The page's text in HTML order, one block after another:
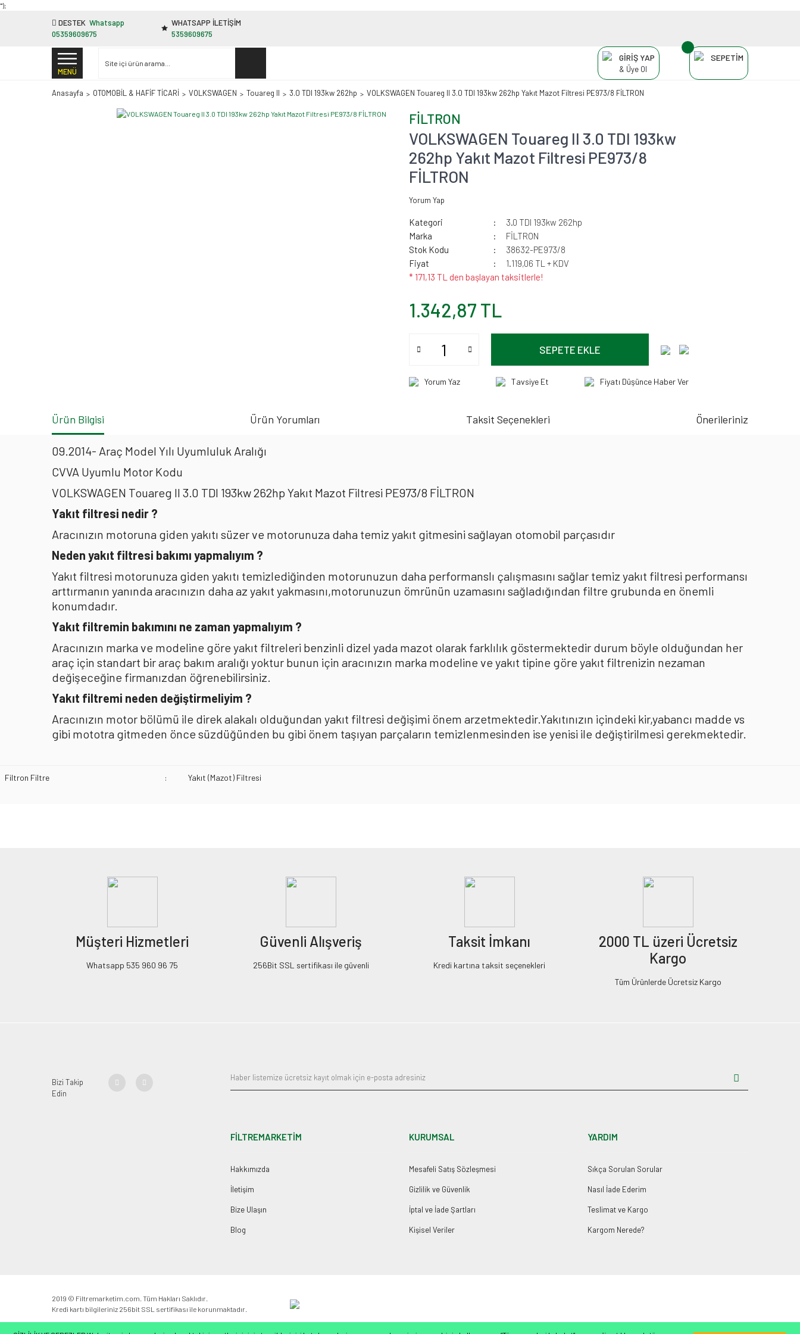
"');
DESTEK Whatsapp
05359609675
WHATSAPP İLETİŞİM
5359609675
MENÜ
GİRİŞ YAP
& Üye Ol
SEPETİM
Anasayfa OTOMOBİL & HAFİF TİCARİ VOLKSWAGEN Touareg II 3.0 TDI 193kw 262hp VOLKSWAGEN Touareg II 3.0 TDI 193kw 262hp Yakıt Mazot Filtresi PE973/8 FİLTRON
FİLTRON
VOLKSWAGEN Touareg II 3.0 TDI 193kw
262hp Yakıt Mazot Filtresi PE973/8
FİLTRON
Yorum Yap
Kategori
3.0 TDI 193kw 262hp
Marka
FİLTRON
Stok Kodu
38632-PE973/8
Fiyat
1.119,06 TL + KDV
* 171,13 TL den başlayan taksitlerle!
1.342,87 TL
SEPETE EKLE
Yorum Yaz Tavsiye Et Fiyatı Düşünce Haber Ver
Ürün Bilgisi Ürün Yorumları Taksit Seçenekleri Önerileriniz
09.2014- Araç Model Yılı Uyumluluk Aralığı
CVVA Uyumlu Motor Kodu
VOLKSWAGEN Touareg II 3.0 TDI 193kw 262hp Yakıt Mazot Filtresi PE973/8 FİLTRON
Yakıt filtresi nedir ?
Aracınızın motoruna giden yakıtı süzer ve motorunuza daha temiz yakıt gitmesini sağlayan otomobil parçasıdır
Neden yakıt filtresi bakımı yapmalıyım ?
Yakıt filtresi motorunuza giden yakıtı temizlediğinden motorunuzun daha performanslı çalışmasını sağlar temiz yakıt filtresi performansı
arttırmanın yanında aracınızın daha az yakıt yakmasını,motorunuzun ömrünün uzamasını sağladığından filtre grubunda en önemli
konumdadır.
Yakıt filtremin bakımını ne zaman yapmalıyım ?
Aracınızın marka ve modeline göre yakıt filtreleri benzinli dizel yada mazot olarak farklılık göstermektedir durum böyle olduğundan her
araç için standart bir araç bakım aralığı yoktur bunun için aracınızın marka modeline ve yakıt tipine göre yakıt filtrenizin nezaman
değişeceğine firmanızdan öğrenebilirsiniz.
Yakıt filtremi neden değiştirmeliyim ?
Aracınızın motor bölümü ile direk alakalı olduğundan yakıt filtresi değişimi önem arzetmektedir.Yakıtınızın içindeki kir,yabancı madde vs
gibi mototra gitmeden önce süzdüğünden bu gibi önem taşıyan parçaların temizlenmesinden ise yenisi ile değiştirilmesi gerekmektedir.
Filtron Filtre : Yakıt (Mazot) Filtresi
Müşteri Hizmetleri
Whatsapp 535 960 96 75
Güvenli Alışveriş
256Bit SSL sertifikası ile güvenli
Taksit İmkanı
Kredi kartına taksit seçenekleri
2000 TL üzeri Ücretsiz
Kargo
Tüm Ürünlerde Ücretsiz Kargo
Bizi Takip
Edin
FİLTREMARKETİM
Hakkımızda
İletişim
Bize Ulaşın
Blog
KURUMSAL
Mesafeli Satış Sözleşmesi
Gizlilik ve Güvenlik
İptal ve İade Şartları
Kişisel Veriler
YARDIM
Sıkça Sorulan Sorular
Nasıl İade Ederim
Teslimat ve Kargo
Kargom Nerede?
2019 © Filtremarketim.com. Tüm Hakları Saklıdır.
Kredi kartı bilgileriniz 256bit SSL sertifikası ile korunmaktadır.